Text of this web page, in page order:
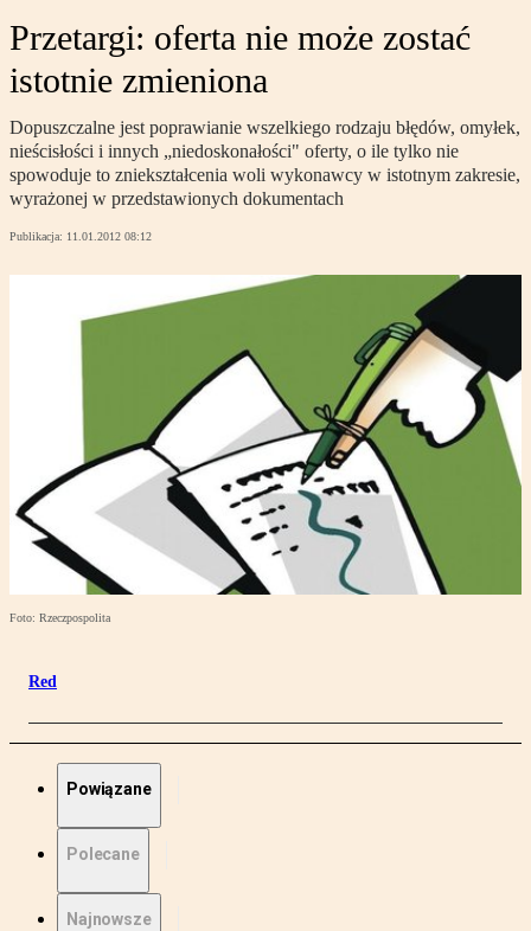
Przetargi: oferta nie może zostać
istotnie zmieniona
Dopuszczalne jest poprawianie wszelkiego rodzaju błędów, omyłek,
nieścisłości i innych „niedoskonałości" oferty, o ile tylko nie
spowoduje to zniekształcenia woli wykonawcy w istotnym zakresie,
wyrażonej w przedstawionych dokumentach
Publikacja: 11.01.2012 08:12
Foto: Rzeczpospolita
Red
Powiązane
Polecane
Najnowsze